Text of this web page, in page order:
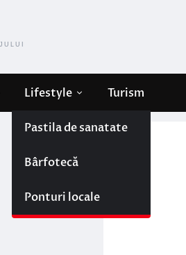
Lifestyle
Pastila de sanatate
Bârfotecă
Ponturi locale
Turism